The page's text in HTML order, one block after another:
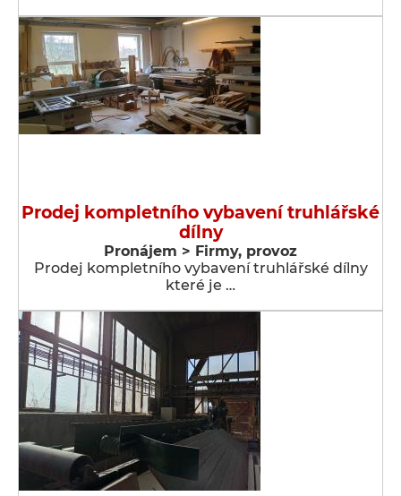
Prodej kompletního vybavení truhlářské
dílny
Pronájem > Firmy, provoz
Prodej kompletního vybavení truhlářské dílny
které je …